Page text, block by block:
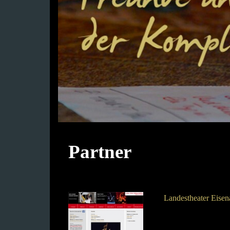
Partner
Landestheater